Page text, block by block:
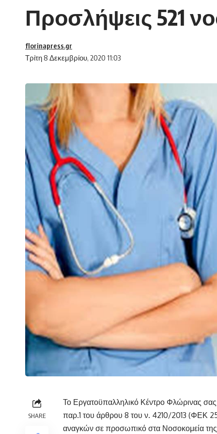
Προσλήψεις 521
Τρίτη 8 Δεκεμβρίου, 2020 11:03
florinapress.gr
SHARE
Το Εργατοϋπαλληλικό Κέντρο Φλώρινας
παρ.1 του άρθρου 8 του ν. 4210/2013 (ΦΕΚ
αναγκών σε προσωπικό στα Νοσοκομεία